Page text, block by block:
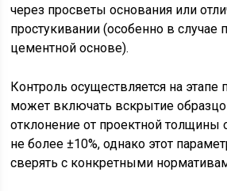
через просветы основания или
простукивании (особенно в случае
цементной основе).
Контроль осуществляется на этапе
может включать вскрытие
отклонение от проектной толщины
не более ±10%, однако этот
сверять с конкретными